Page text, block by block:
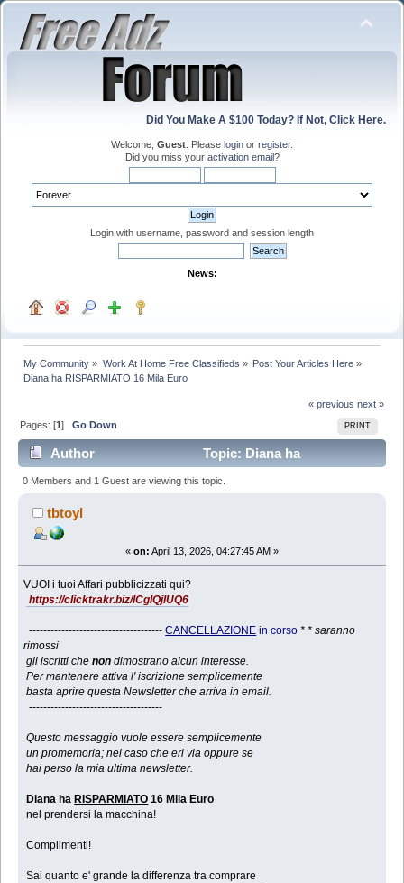
Did You Make A $100 Today? If Not, Click Here.
Welcome, Guest . Please login or register.
Did you miss your activation email?
Login with username, password and session length
News:
My Community » Work At Home Free Classifieds » Post Your Articles Here»
Diana ha RISPARMIATO 16 Mila Euro
« previous next »
PRINT
Pages: [1]Go Down
Author
Topic: Diana ha
RISPARMIATO 16 Mila Euro (Read 2699 times)
0 Members and 1 Guest are viewing this topic.
tbtoyl
« on: April 13, 2026, 04:27:45 AM »
VUOI i tuoi Affari pubblicizzati qui?
https://clicktrakr.biz/lCgIQjlUQ6
-------------------------------------CANCELLAZIONE in corso * * saranno
rimossi
gli iscritti chenon dimostrano alcun interesse.
Per mantenere attiva l' iscrizione semplicemente
basta aprire questa Newsletter che arriva in email.
-------------------------------------
Questo messaggio vuole essere semplicemente
un promemoria; nel caso che eri via oppure se
hai perso la mia ultima newsletter.
Diana haRISPARMIATO 16 Mila Euro
nel prendersi la macchina!
Complimenti!
Sai quanto e' grande la differenza tra comprare